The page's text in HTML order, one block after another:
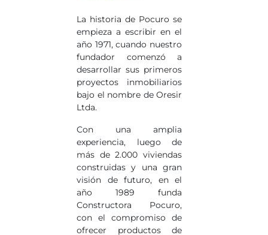
La historia de Pocuro se
empieza a escribir en el
año 1971, cuando nuestro
fundador comenzó a
desarrollar sus primeros
proyectos inmobiliarios
bajo el nombre de Oresir
Ltda.
Con una amplia
experiencia, luego de
más de 2.000 viviendas
construidas y una gran
visión de futuro, en el
año 1989 funda
Constructora Pocuro,
con el compromiso de
ofrecer productos de